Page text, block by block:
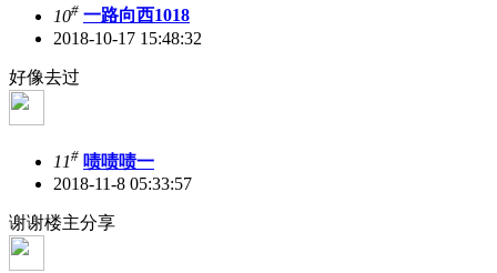
10# 一路向西1018
2018-10-17 15:48:32
好像去过
11# 啧啧啧一
2018-11-8 05:33:57
谢谢楼主分享